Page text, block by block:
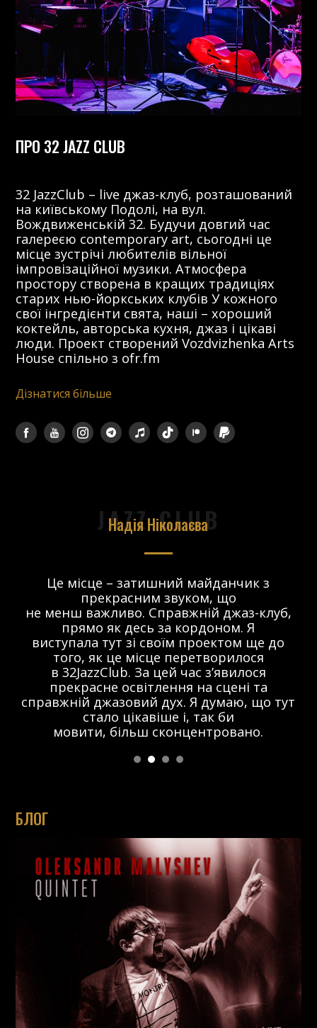
ПРО 32 JAZZ CLUB
32 JazzClub – live джаз-клуб, розташований
на київському Подолі, на вул.
Вождвиженській 32. Будучи довгий час
галереєю contemporary art, сьогодні це
місце зустрічі любителів вільної
імпровізаційної музики. Атмосфера
простору створена в кращих традиціях
старих нью-йоркських клубів У кожного
свої інгредієнти свята, наші – хороший
коктейль, авторська кухня, джаз і цікаві
люди. Проект створений Vozdvizhenka Arts
House спільно з ofr.fm
Дізнатися більше
JAZZ CLUB
Надія Ніколаєва
Це місце – затишний майданчик з
прекрасним звуком, що
не менш важливо. Справжній джаз-клуб,
прямо як десь за кордоном. Я
виступала тут зі своїм проектом ще до
того, як це місце перетворилося
в 32JazzClub. За цей час з’явилося
прекрасне освітлення на сцені та
справжній джазовий дух. Я думаю, що тут
стало цікавіше і, так би
мовити, більш сконцентровано.
БЛОГ